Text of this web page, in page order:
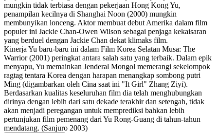
mungkin tidak terbiasa dengan pekerjaan Hong Kong Yu,
penampilan kecilnya di Shanghai Noon (2000) mungkin
membunyikan lonceng. Aktor membuat debut Amerika dalam film
populer ini Jackie Chan-Owen Wilson sebagai penjaga kekaisaran
yang berduel dengan Jackie Chan dekat klimaks film.
Kinerja Yu baru-baru ini dalam Film Korea Selatan Musa: The
Warrior (2001) peringkat antara salah satu yang terbaik. Dalam epik
menyapu, Yu memainkan Jenderal Mongol memerangi sekelompok
ragtag tentara Korea dengan harapan menangkap sombong putri
Ming (digambarkan oleh Cina saat ini "It Girl" Zhang Ziyi).
Berdasarkan kualitas keseluruhan film dia telah menghubungkan
dirinya dengan lebih dari satu dekade terakhir dan setengah, tidak
akan menjadi peregangan untuk memprediksi bahkan lebih
pertunjukan film pemenang dari Yu Rong-Guang di tahun-tahun
mendatang. (Sanjuro 2003)